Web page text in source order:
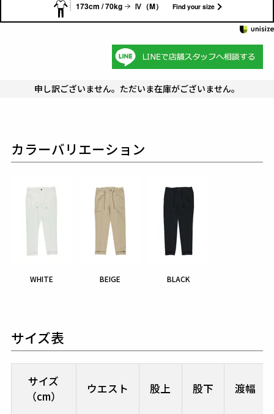
173cm / 70kg Ⅳ（M） Find your size
申し訳ございません。ただいま在庫がございません。
カラーバリエーション
WHITE BEIGE BLACK
サイズ表
サイズ
（cm）
ウエスト 股上 股下 渡幅